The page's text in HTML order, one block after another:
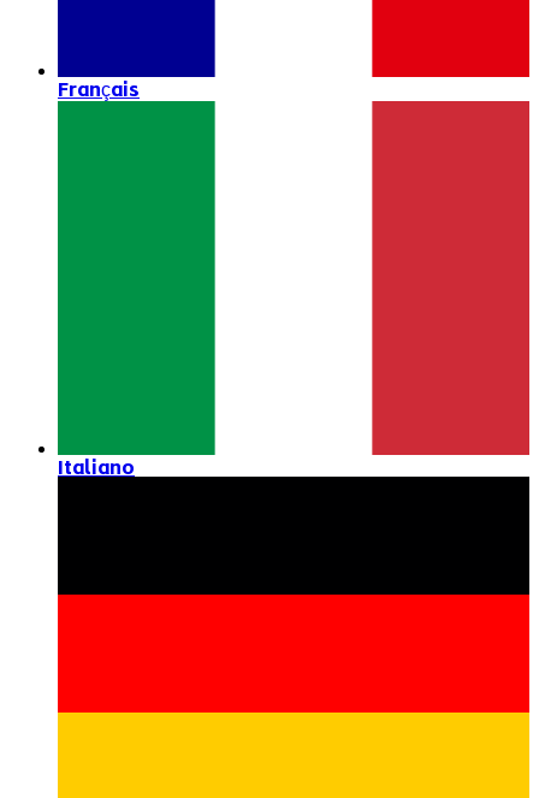
Français
Italiano